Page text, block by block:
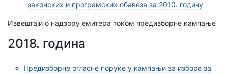
законских и програмских обавеза за 2010. годину
Извештаји о надзору емитера током предизборне кампање
2018. година
Предизборне огласне поруке у кампањи за изборе за